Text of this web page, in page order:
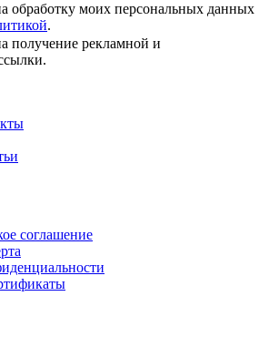
обработку моих персональных данных
.
получение рекламной и
соглашение